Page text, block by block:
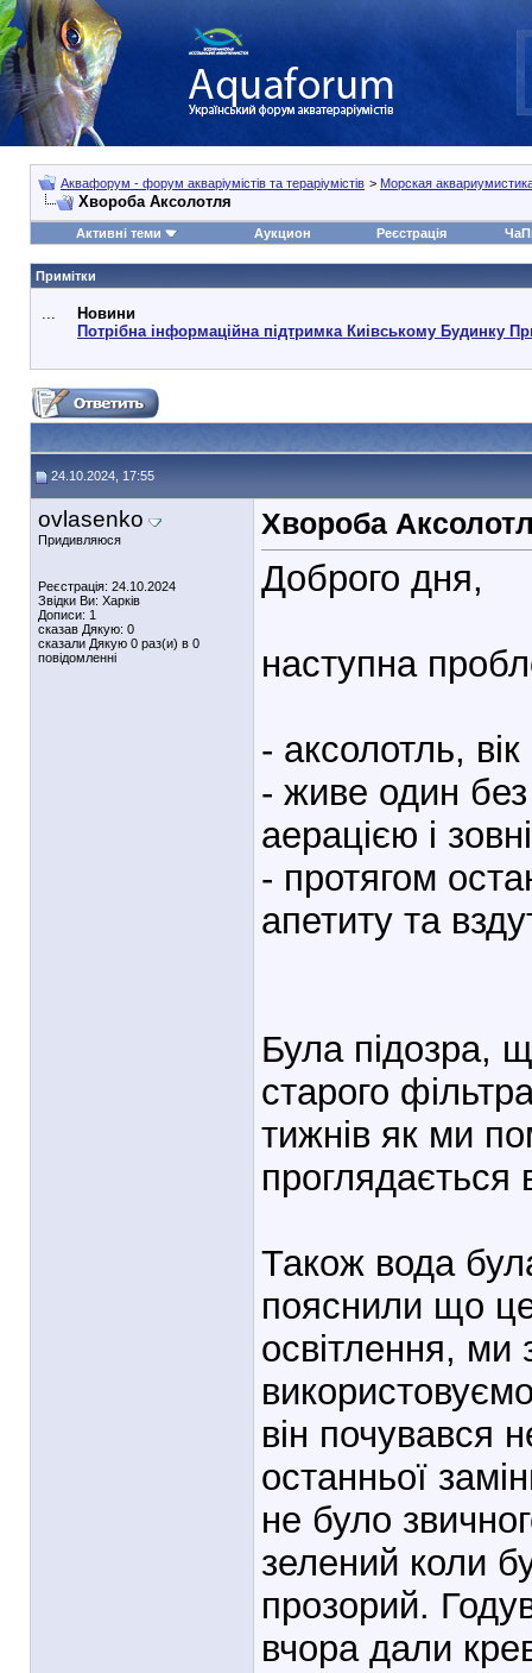
Аквафорум - форум акваріумістів та тераріумістів > Морская
Хвороба Аксолотля
Активні теми Аукцион Реєстрація
Примітки
...
Новини
Потрібна інформаційна підтримка Киівському Будинку
24.10.2024, 17:55
ovlasenko
Придивляюся
Реєстрація: 24.10.2024
Звідки Ви: Харків
Дописи: 1
сказав Дякую: 0
сказали Дякую 0 раз(и) в 0
повідомленні
Хвороба
Доброго дня,
наступна
- аксолотль,
- живе один без
аерацією і
- протягом
апетиту та
Була підозра,
старого
тижнів як ми
проглядається
Також вода
пояснили що
освітлення, ми
він почувався
останньої
не було
зелений коли
прозорий.
вчора дали